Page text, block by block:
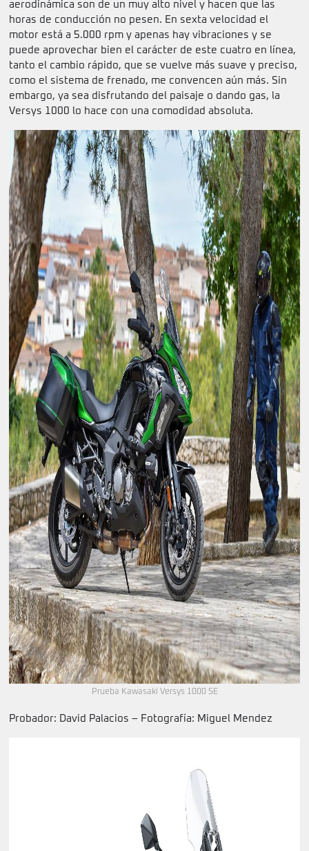
aerodinámica son de un muy alto nivel y hacen que las
horas de conducción no pesen. En sexta velocidad el
motor está a 5.000 rpm y apenas hay vibraciones y se
puede aprovechar bien el carácter de este cuatro en línea,
tanto el cambio rápido, que se vuelve más suave y preciso,
como el sistema de frenado, me convencen aún más. Sin
embargo, ya sea disfrutando del paisaje o dando gas, la
Versys 1000 lo hace con una comodidad absoluta.
Prueba Kawasaki Versys 1000 SE
Probador: David Palacios – Fotografía: Miguel Mendez